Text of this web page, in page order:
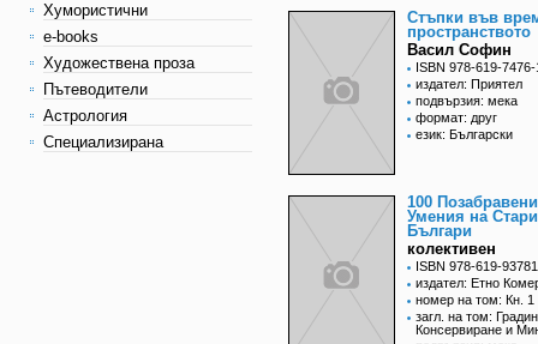
Хумористични
e-books
Художествена проза
Пътеводители
Астрология
Специализирана
Стъпки във
пространството
Васил Софин
ISBN 978-619-
издател: Приятел
подвързия: мека
формат: друг
език: Български
100 Позабравени
Умения на
Българи
колективен
ISBN 978-619-
издател: Етно
номер на том: Кн. 1
загл. на том:
Консервиране и